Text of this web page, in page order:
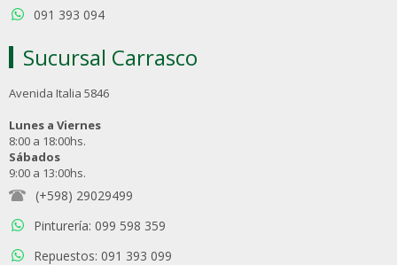
091 393 094
Sucursal Carrasco
Avenida Italia 5846
Lunes a Viernes
8:00 a 18:00hs.
Sábados
9:00 a 13:00hs.
(+598) 29029499
Pinturería: 099 598 359
Repuestos: 091 393 099